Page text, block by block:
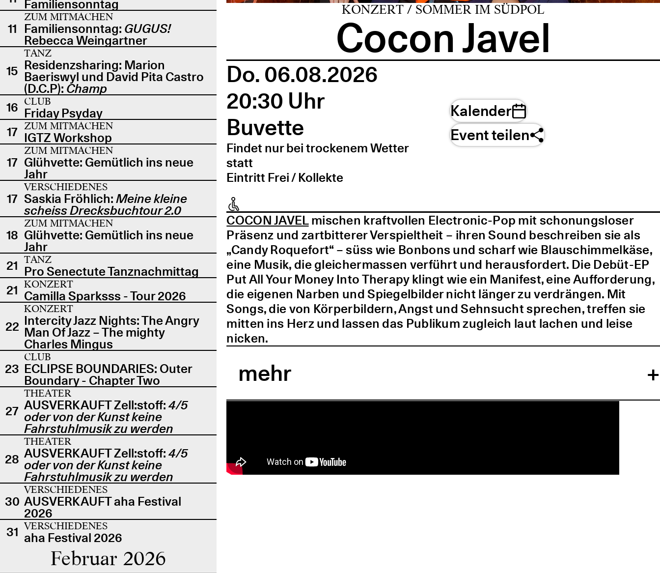
Familiensonntag
11
ZUM MITMACHEN
Familiensonntag: GUGUS!
Rebecca Weingartner
15
TANZ
Residenzsharing: Marion
Baeriswyl und David Pita Castro
(D.C.P): Champ
16 CLUB
Friday Psyday
17 ZUM MITMACHEN
IGTZ Workshop
17
ZUM MITMACHEN
Glühvette: Gemütlich ins neue
Jahr
17
VERSCHIEDENES
Saskia Fröhlich: Meine kleine
scheiss Drecksbuchtour 2.0
18
ZUM MITMACHEN
Glühvette: Gemütlich ins neue
Jahr
21 TANZ
Pro Senectute Tanznachmittag
21 KONZERT
Camilla Sparksss - Tour 2026
22
KONZERT
Intercity Jazz Nights: The Angry
Man Of Jazz – The mighty
Charles Mingus
23
CLUB
ECLIPSE BOUNDARIES: Outer
Boundary - Chapter Two
27
THEATER
AUSVERKAUFT Zell:stoff: 4/5
oder von der Kunst keine
Fahrstuhlmusik zu werden
28
THEATER
AUSVERKAUFT Zell:stoff: 4/5
oder von der Kunst keine
Fahrstuhlmusik zu werden
30
VERSCHIEDENES
AUSVERKAUFT aha Festival
2026
31 VERSCHIEDENES
aha Festival 2026
Februar 2026
KONZERT / SOMMER IM SÜDPOL
Cocon Javel
Do. 06.08.2026
20:30 Uhr
Buvette
Findet nur bei trockenem Wetter
statt
Eintritt Frei / Kollekte
Kalender
Event teilen
COCON JAVELmischen kraftvollen Electronic-Pop mit schonungsloser
Präsenz und zartbitterer Verspieltheit – ihren Sound beschreiben sie als
„Candy Roquefort“ – süss wie Bonbons und scharf wie Blauschimmelkäse,
eine Musik, die gleichermassen verführt und herausfordert. Die Debüt-EP
Put All Your Money Into Therapy klingt wie ein Manifest, eine Aufforderung,
die eigenen Narben und Spiegelbilder nicht länger zu verdrängen. Mit
Songs, die von Körperbildern, Angst und Sehnsucht sprechen, treffen sie
mitten ins Herz und lassen das Publikum zugleich laut lachen und leise
nicken.
mehr